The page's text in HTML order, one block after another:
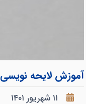
آموزش لایحه نویسی
۱۱ شهریور ۱۴۰۱